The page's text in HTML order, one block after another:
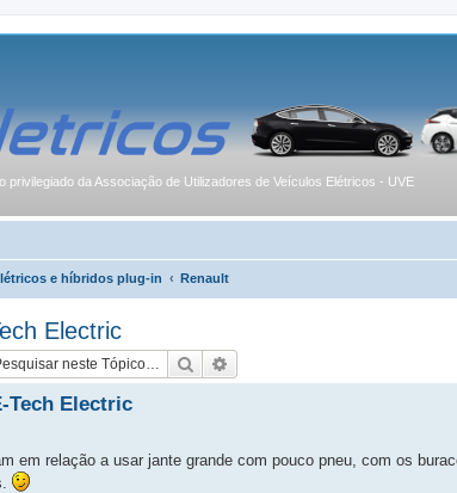
privilegiado da Associação de Utilizadores de Veículos Elétricos - UVE
e híbridos plug-in Renault
Electric
Pesquisar
Tech Electric
em relação a usar jante grande com pouco pneu, com os